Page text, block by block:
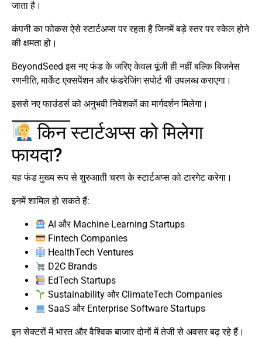
जाता है।
कंपनी का फोकस ऐसे स्टार्टअप्स पर रहता है जिनमें बड़े स्तर पर स्केल होने
की क्षमता हो।
BeyondSeed इस नए फंड के जरिए केवल पूंजी ही नहीं बल्कि बिजनेस
रणनीति, मार्केट एक्सपेंशन और फंडरेजिंग सपोर्ट भी उपलब्ध कराएगा।
इससे नए फाउंडर्स को अनुभवी निवेशकों का मार्गदर्शन मिलेगा।
किन स्टार्टअप्स को मिलेगा
फायदा?
यह फंड मुख्य रूप से शुरुआती चरण के स्टार्टअप्स को टारगेट करेगा।
इनमें शामिल हो सकते हैं:
AI और Machine Learning Startups
Fintech Companies
HealthTech Ventures
D2C Brands
EdTech Startups
Sustainability और ClimateTech Companies
SaaS और Enterprise Software Startups
इन सेक्टरों में भारत और वैश्विक बाजार दोनों में तेजी से अवसर बढ़ रहे हैं।